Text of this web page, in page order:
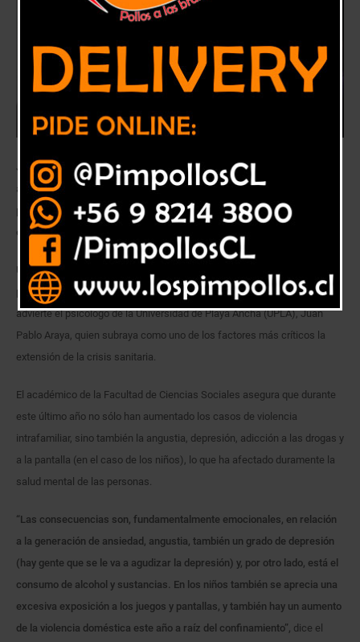
Junto con el aumento de la violencia doméstica, el uso de drogas, la
adicción a las pantallas, la angustia y la depresión, hay personas que
podrían sufrir síntomas de trastorno postraumático, a causa de la
extensión de la crisis sanitaria.
Un complejo panorama sobre las consecuencias que la pandemia
podría generar en la población, particularmente sobre la salud mental,
advierte el psicólogo de la Universidad de Playa Ancha (UPLA), Juan
Pablo Araya, quien subraya como uno de los factores más críticos la
extensión de la crisis sanitaria.
El académico de la Facultad de Ciencias Sociales asegura que durante
este último año no sólo han aumentado los casos de violencia
intrafamiliar, sino también la angustia, depresión, adicción a las drogas y
a la pantalla (en el caso de los niños), lo que ha afectado duramente la
salud mental de las personas.
“Las consecuencias son, fundamentalmente emocionales, en relación
a la generación de ansiedad, angustia, también un grado de depresión
(hay gente que se le va a agudizar la depresión) y, por otro lado, está el
consumo de alcohol y sustancias. En los niños también se aprecia una
excesiva exposición a los juegos y pantallas, y también hay un aumento
de la violencia doméstica este año a raíz del confinamiento”, dice el